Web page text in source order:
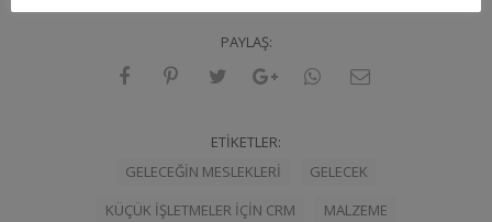
PAYLAŞ:
ETIKETLER:
GELECEĞIN MESLEKLERI
GELECEK
KÜÇÜK IŞLETMELER IÇIN CRM
MALZEME